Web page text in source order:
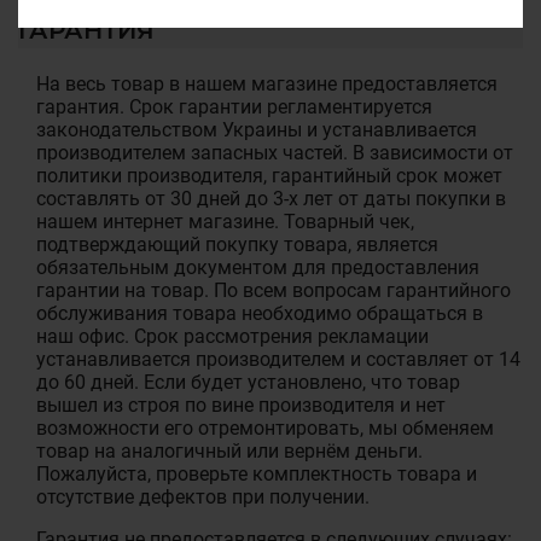
ГАРАНТИЯ
На весь товар в нашем магазине предоставляется
гарантия. Срок гарантии регламентируется
законодательством Украины и устанавливается
производителем запасных частей. В зависимости от
политики производителя, гарантийный срок может
составлять от 30 дней до 3-х лет от даты покупки в
нашем интернет магазине. Товарный чек,
подтверждающий покупку товара, является
обязательным документом для предоставления
гарантии на товар. По всем вопросам гарантийного
обслуживания товара необходимо обращаться в
наш офис. Срок рассмотрения рекламации
устанавливается производителем и составляет от 14
до 60 дней. Если будет установлено, что товар
вышел из строя по вине производителя и нет
возможности его отремонтировать, мы обменяем
товар на аналогичный или вернём деньги.
Пожалуйста, проверьте комплектность товара и
отсутствие дефектов при получении.